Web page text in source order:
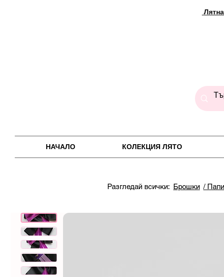
НАЧАЛО КОЛЕКЦИЯ ЛЯТО
Разгледай всички: Брошки /